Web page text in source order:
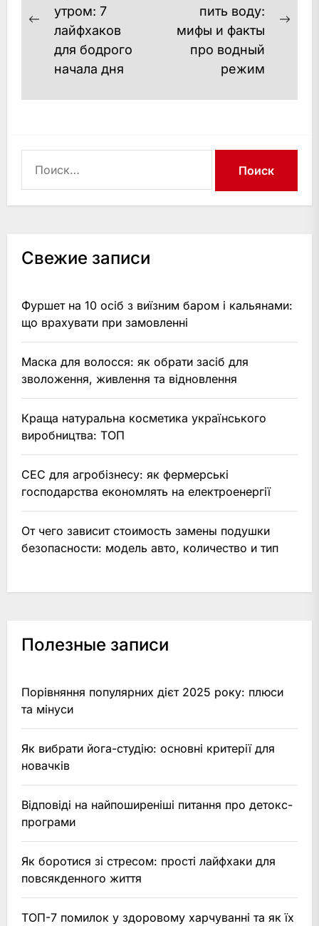
записям
Previous
post:
утром: 7
лайфхаков
для бодрого
начала дня
пить воду:
мифы и факты
про водный
режим
Свежие записи
Фуршет на 10 осіб з виїзним баром і кальянами:
що врахувати при замовленні
Маска для волосся: як обрати засіб для
зволоження, живлення та відновлення
Краща натуральна косметика українського
виробництва: ТОП
СЕС для агробізнесу: як фермерські
господарства економлять на електроенергії
От чего зависит стоимость замены подушки
безопасности: модель авто, количество и тип
Полезные записи
Порівняння популярних дієт 2025 року: плюси
та мінуси
Як вибрати йога-студію: основні критерії для
новачків
Відповіді на найпоширеніші питання про детокс-
програми
Як боротися зі стресом: прості лайфхаки для
повсякденного життя
ТОП-7 помилок у здоровому харчуванні та як їх